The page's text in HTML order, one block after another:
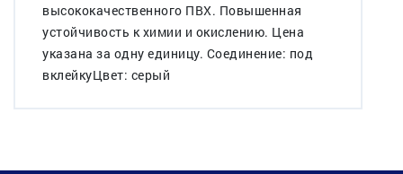
высококачественного ПВХ. Повышенная
устойчивость к химии и окислению. Цена
указана за одну единицу. Соединение: под
вклейкуЦвет: серый